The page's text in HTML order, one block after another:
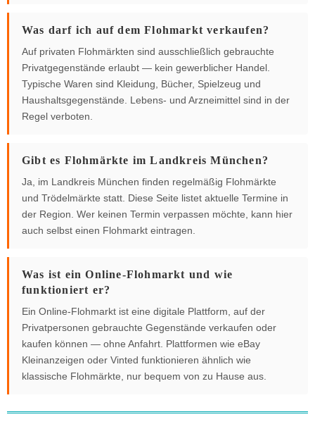
Was darf ich auf dem Flohmarkt verkaufen?
Auf privaten Flohmärkten sind ausschließlich gebrauchte
Privatgegenstände erlaubt — kein gewerblicher Handel.
Typische Waren sind Kleidung, Bücher, Spielzeug und
Haushaltsgegenstände. Lebens- und Arzneimittel sind in der
Regel verboten.
Gibt es Flohmärkte im Landkreis München?
Ja, im Landkreis München finden regelmäßig Flohmärkte
und Trödelmärkte statt. Diese Seite listet aktuelle Termine in
der Region. Wer keinen Termin verpassen möchte, kann hier
auch selbst einen Flohmarkt eintragen.
Was ist ein Online-Flohmarkt und wie
funktioniert er?
Ein Online-Flohmarkt ist eine digitale Plattform, auf der
Privatpersonen gebrauchte Gegenstände verkaufen oder
kaufen können — ohne Anfahrt. Plattformen wie eBay
Kleinanzeigen oder Vinted funktionieren ähnlich wie
klassische Flohmärkte, nur bequem von zu Hause aus.